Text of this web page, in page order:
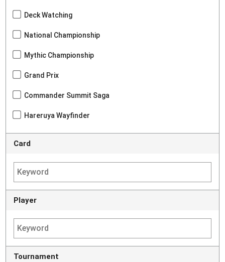
Deck Watching
National Championship
Mythic Championship
Grand Prix
Commander Summit Saga
Hareruya Wayfinder
Card
Player
Tournament